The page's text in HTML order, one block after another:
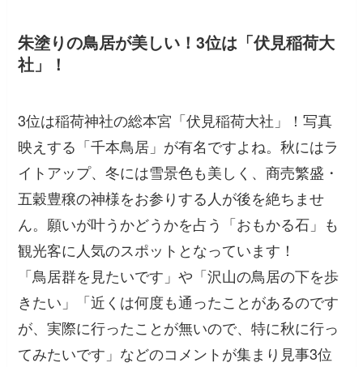
朱塗りの鳥居が美しい！3位は「伏見稲荷大
社」！
3位は稲荷神社の総本宮「伏見稲荷大社」！写真
映えする「千本鳥居」が有名ですよね。秋にはラ
イトアップ、冬には雪景色も美しく、商売繁盛・
五穀豊穣の神様をお参りする人が後を絶ちませ
ん。願いが叶うかどうかを占う「おもかる石」も
観光客に人気のスポットとなっています！
「鳥居群を見たいです」や 「沢山の鳥居の下を歩
きたい」「近くは何度も通ったことがあるのです
が、実際に行ったことが無いので、特に秋に行っ
てみたいです」 などのコメントが集まり見事3位